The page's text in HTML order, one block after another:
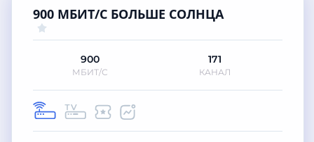
900 МБИТ/С БОЛЬШЕ СОЛНЦА
900
МБИТ/С
171
КАНАЛ